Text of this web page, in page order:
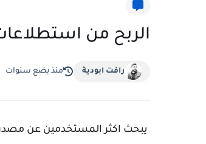
الربح من
رافت ابودية منذ بضع سنوات
يبحث اكثر المستخدمين عن